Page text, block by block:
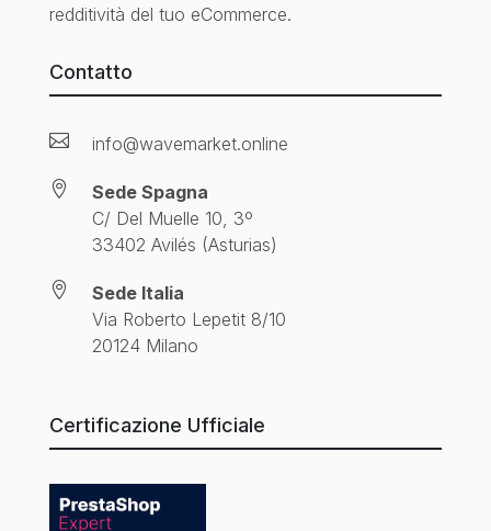
redditività del tuo eCommerce.
Contatto
 info@wavemarket.online

Sede Spagna
C/ Del Muelle 10, 3º
33402 Avilés (Asturias)

Sede Italia
Via Roberto Lepetit 8/10
20124 Milano
Certificazione Ufficiale